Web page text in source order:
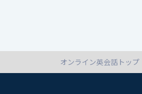
オンライン英会話トップ